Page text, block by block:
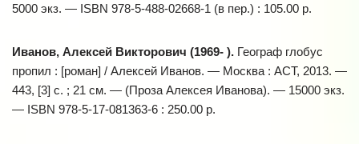
5000 экз. — ISBN 978-5-488-02668-1 (в пер.) : 105.00 р.
Иванов, Алексей Викторович (1969- ). Географ глобус
пропил : [роман] / Алексей Иванов. — Москва : АСТ, 2013. —
443, [3] с. ; 21 см. — (Проза Алексея Иванова). — 15000 экз.
— ISBN 978-5-17-081363-6 : 250.00 р.